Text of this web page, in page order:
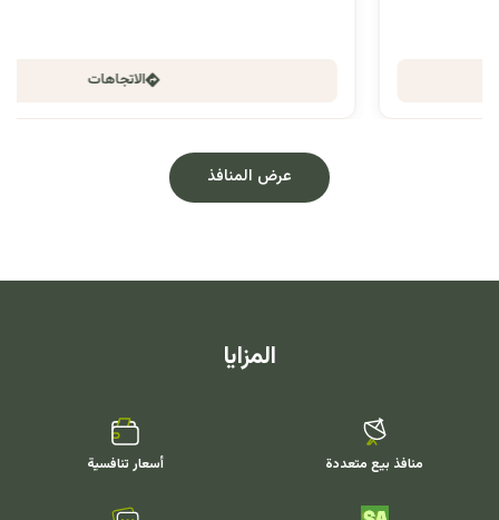
عرض المنافذ
المزايا
منافذ بيع متعددة أسعار تنافسية